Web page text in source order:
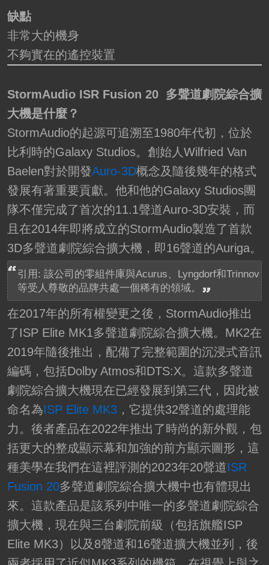
缺點
非常大的機身
不夠實在的遙控裝置
StormAudio ISR Fusion 20 多聲道劇院綜合擴
大機是什麼？
StormAudio的起源可追溯至1980年代初，位於
比利時的Galaxy Studios。創始人Wilfried Van
Baelen對於開發Auro-3D概念及隨後幾年的格式
發展有著重要貢獻。他和他的Galaxy Studios團
隊不僅完成了首次的11.1聲道Auro-3D安裝，而
且在2014年即將成立的StormAudio製造了首款
3D多聲道劇院綜合擴大機，即16聲道的Auriga。
引用: 該公司的零組件庫與Acurus、Lyngdorf和Trinnov
等受人尊敬的品牌共處一個稀有的領域。
在2017年的所有權變更之後，StormAudio推出
了ISP Elite MK1多聲道劇院綜合擴大機。MK2在
2019年隨後推出，配備了完整範圍的沉浸式音訊
編碼，包括Dolby Atmos和DTS:X。這款多聲道
劇院綜合擴大機現在已經發展到第三代，因此被
命名為ISP Elite MK3，它提供32聲道的處理能
力。後者產品在2022年推出了時尚的新外觀，包
括更大的整成顯示幕和加強的前方顯示圖形，這
種美學在我們在這裡評測的2023年20聲道ISR
Fusion 20多聲道劇院綜合擴大機中也有體現出
來。這款產品是該系列中唯一的多聲道劇院綜合
擴大機，現在與三台劇院前級（包括旗艦ISP
Elite MK3）以及8聲道和16聲道擴大機並列，後